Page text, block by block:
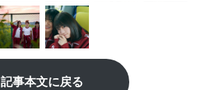
記事本文に戻る